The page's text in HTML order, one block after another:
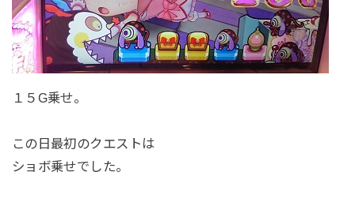
１５G乗せ。
この日最初のクエストは
ショボ乗せでした。